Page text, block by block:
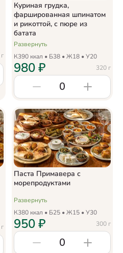
г
Куриная грудка,
фаршированная шпинатом
и рикоттой, с пюре из
батата
Развернуть
К390 ккал • Б38 • Ж18 • У20
320 г
980₽
0
г
Паста Примавера с
морепродуктами
Развернуть
К380 ккал • Б25 • Ж15 • У30
300 г
950₽
0